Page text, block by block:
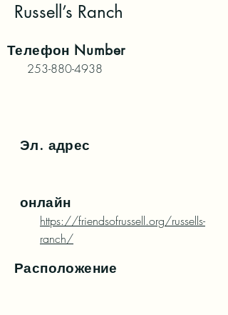
Russell’s Ranch
Телефон Number
253-880-4938
Эл. адрес
онлайн
https://friendsofrussell.org/russells-
ranch/
Расположение